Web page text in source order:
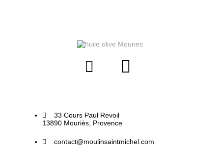
33 Cours Paul Revoil
13890 Mouriès, Provence
contact@moulinsaintmichel.com